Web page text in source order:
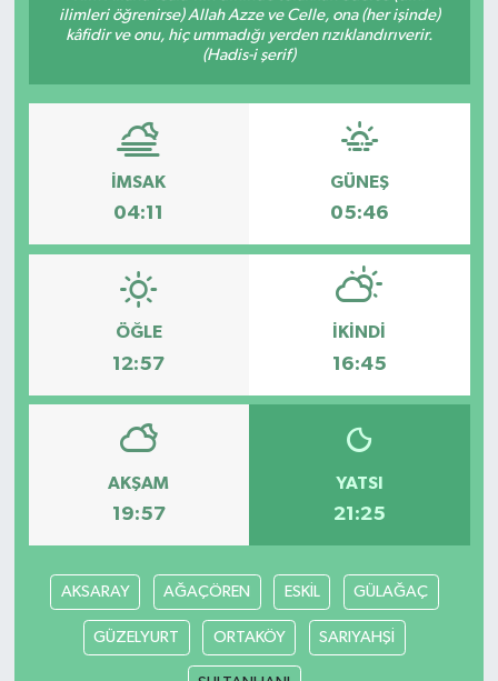
ilimleri öğrenirse) Allah Azze ve Celle, ona (her işinde)
kâfidir ve onu, hiç ummadığı yerden rızıklandırıverir.
(Hadis-i şerif)
İMSAK
04:11
GÜNEŞ
05:46
ÖĞLE
12:57
İKINDI
16:45
AKŞAM
19:57
YATSI
21:25
AKSARAY AĞAÇÖREN ESKİL GÜLAĞAÇ
GÜZELYURT ORTAKÖY SARIYAHŞİ
Gizlilik İlkeleri - Privacy Policy
Gündem
Politika
Turizm